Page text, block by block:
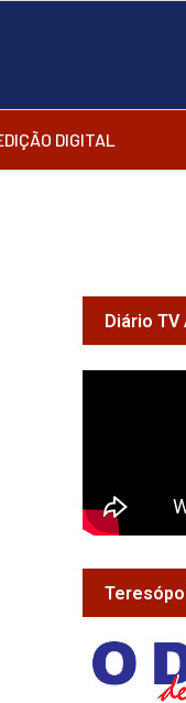
DIGITAL
Diário TV